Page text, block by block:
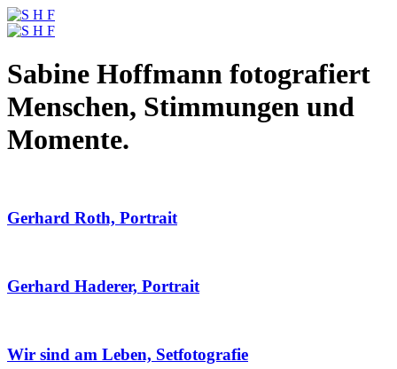
Sabine Hoffmann fotografiert
Menschen, Stimmungen und
Momente.
Gerhard Roth, Portrait
Gerhard Haderer, Portrait
Wir sind am Leben, Setfotografie